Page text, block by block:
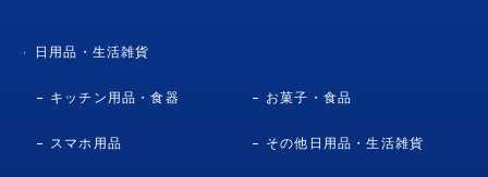
日用品・生活雑貨
キッチン用品・食器 お菓子・食品
スマホ用品 その他日用品・生活雑貨